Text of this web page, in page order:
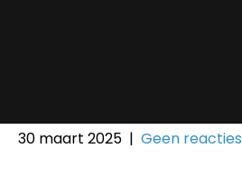
30 maart 2025 | Geen reacties